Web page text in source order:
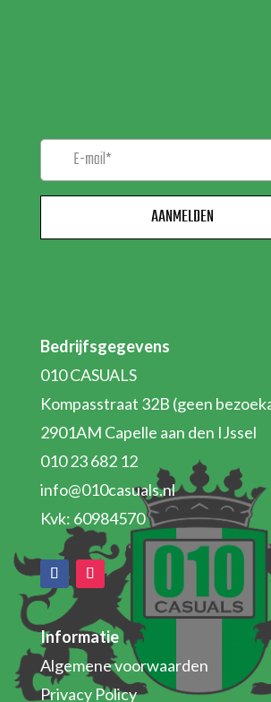
Bedrijfsgegevens
010 CASUALS
Kompasstraat 32B (geen
2901AM Capelle aan den IJssel
010 23 682 12
info@010casuals.nl
Kvk: 60984570
Informatie
Algemene voorwaarden
Privacy Policy